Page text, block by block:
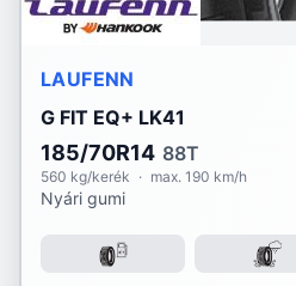
Maxtrek
Michelin
Mirage
Momo
LAUFENN
G FIT EQ+ LK41
185/70R14 88T
560 kg/kerék · max. 190 km/h
Nyári gumi